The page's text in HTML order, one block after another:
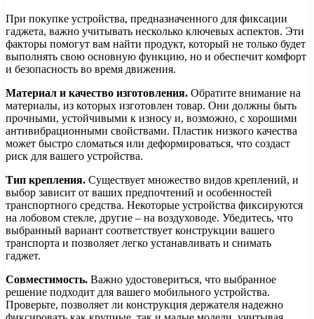
При покупке устройства, предназначенного для фиксации
гаджета, важно учитывать несколько ключевых аспектов. Эти
факторы помогут вам найти продукт, который не только будет
выполнять свою основную функцию, но и обеспечит комфорт
и безопасность во время движения.
Материал и качество изготовления. Обратите внимание на
материалы, из которых изготовлен товар. Они должны быть
прочными, устойчивыми к износу и, возможно, с хорошими
антивибрационными свойствами. Пластик низкого качества
может быстро сломаться или деформироваться, что создаст
риск для вашего устройства.
Тип крепления. Существует множество видов креплений, и
выбор зависит от ваших предпочтений и особенностей
транспортного средства. Некоторые устройства фиксируются
на лобовом стекле, другие – на воздуховоде. Убедитесь, что
выбранный вариант соответствует конструкции вашего
транспорта и позволяет легко устанавливать и снимать
гаджет.
Совместимость. Важно удостовериться, что выбранное
решение подходит для вашего мобильного устройства.
Проверьте, позволяет ли конструкция держателя надежно